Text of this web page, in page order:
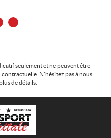
seulement et ne peuvent être
N'hésitez pas à nous
de détails.